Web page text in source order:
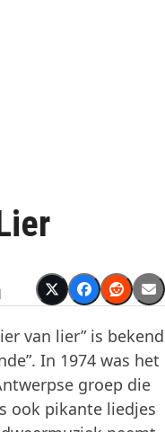
van lier” is bekend
In 1974 was het
groep die
ook pikante liedjes